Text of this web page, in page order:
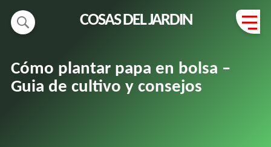
COSAS DEL JARDIN
Cómo plantar papa en bolsa –
Guia de cultivo y consejos